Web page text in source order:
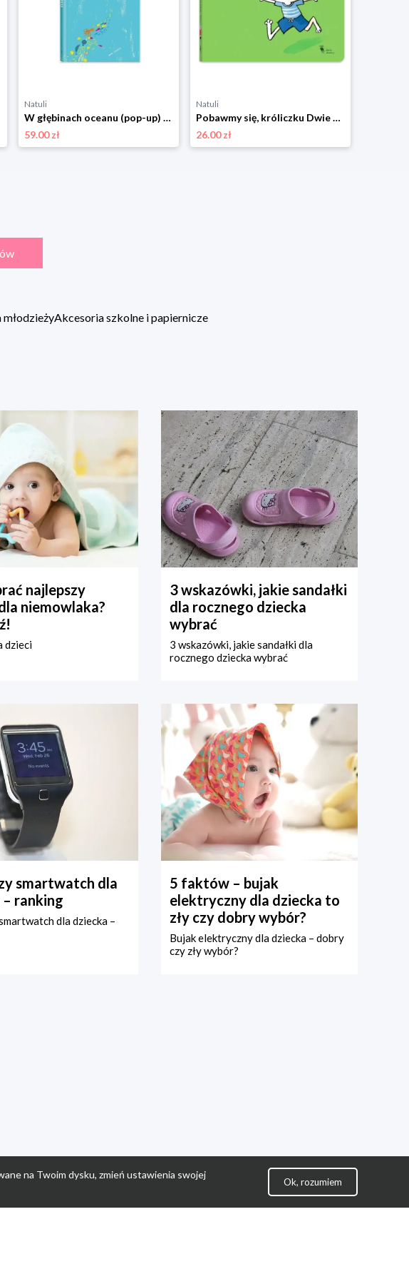
Natuli
W głębinach oceanu (pop-up) Dwie siostry
59.00 zł
Natuli
Pobawmy się, króliczku Dwie siostry
26.00 zł
Akcesoria szkolne i papiernicze
najlepszy
niemowlaka?
dzieci
3 wskazówki, jakie sandałki
dla rocznego dziecka
wybrać
3 wskazówki, jakie sandałki dla
rocznego dziecka wybrać
smartwatch dla
ranking
dla dziecka –
5 faktów – bujak
elektryczny dla dziecka to
zły czy dobry wybór?
Bujak elektryczny dla dziecka – dobry
czy zły wybór?
na Twoim dysku, zmień ustawienia swojej
Ok, rozumiem